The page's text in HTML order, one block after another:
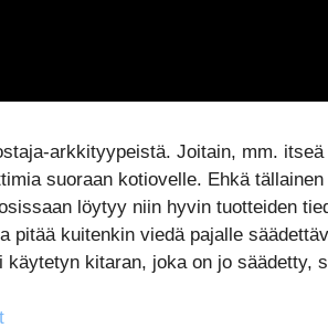
arkkityypeistä. Joitain, mm. itseä
suoraan kotiovelle. Ehkä
löytyy niin hyvin tuotteiden
pitää kuitenkin viedä pajalle
kitaran, joka on jo säädetty,